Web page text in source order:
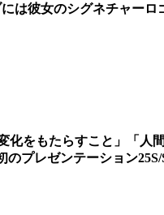
は彼女のシグネチャーロ
をもたらすこと」「
プレゼンテーション